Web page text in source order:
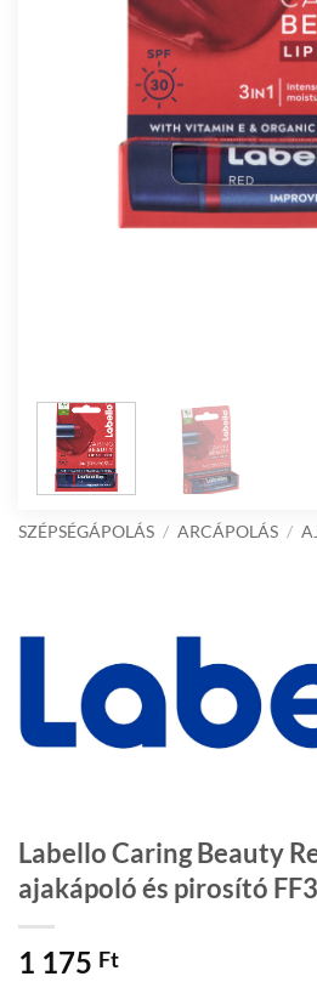
SZÉPSÉGÁPOLÁS / ARCÁPOLÁS /
Labello Caring Beauty
ajakápoló és pirosító
1 175 Ft